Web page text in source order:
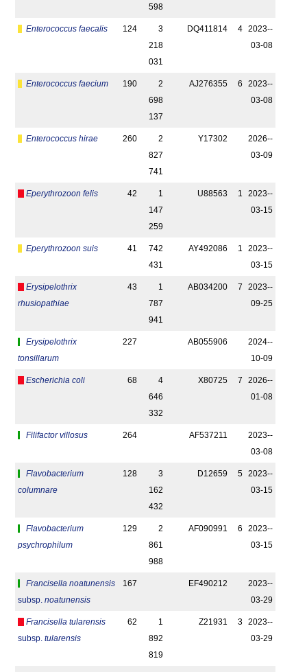
598
Enterococcus faecalis 124
3
218
031
DQ411814 4
2023-­
03-08
Enterococcus faecium 190
2
698
137
AJ276355 6
2023-­
03-08
Enterococcus hirae 260
2
827
741
Y17302
2026-­
03-09
Eperythrozoon felis 42
1
147
259
U88563 1
2023-­
03-15
Eperythrozoon suis 41
742
431
AY492086 1
2023-­
03-15
Erysipelothrix
rhusiopathiae
43
1
787
941
AB034200 7
2023-­
09-25
Erysipelothrix
tonsillarum
227 AB055906
2024-­
10-09
Escherichia coli 68
4
646
332
X80725 7
2026-­
01-08
Filifactor villosus 264 AF537211
2023-­
03-08
Flavobacterium
columnare
128
3
162
432
D12659 5
2023-­
03-15
Flavobacterium
psychrophilum
129
2
861
988
AF090991 6
2023-­
03-15
Francisella noatunensis
subsp. noatunensis
167 EF490212
2023-­
03-29
Francisella tularensis
subsp. tularensis
62
1
892
819
Z21931 3
2023-­
03-29